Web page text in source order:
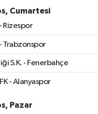
Cumartesi
Rizespor
Trabzonspor
S.K. - Fenerbahçe
- Alanyaspor
Pazar